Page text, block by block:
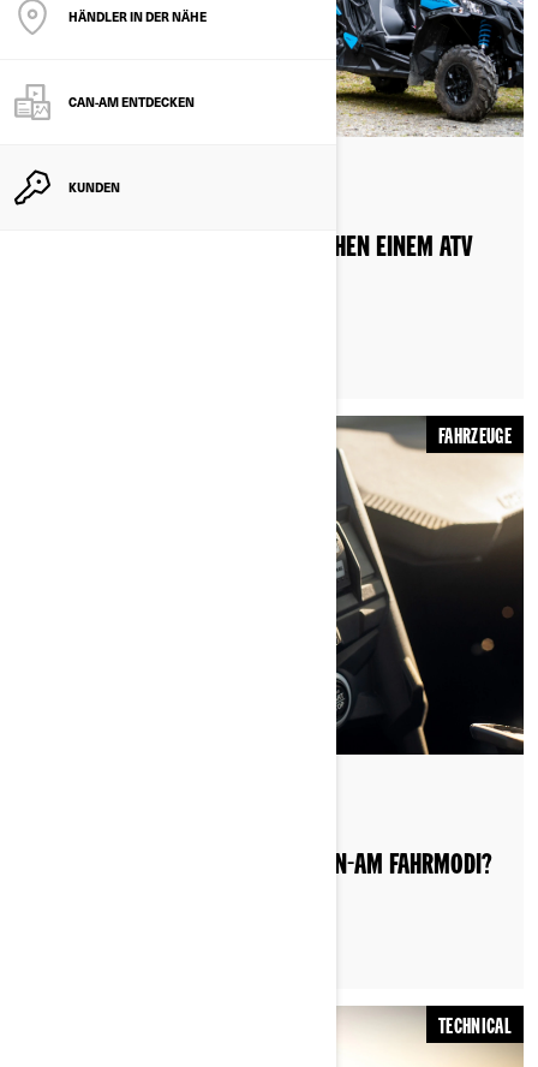
HÄNDLER IN DER NÄHE
CAN-AM ENTDECKEN
KUNDEN
Nach Can-Am Off-Road
WAS IST DER UNTERSCHIED ZWISCHEN EINEM ATV
FAHRZEUGE
WAS SIND DIE VERSCHIEDENEN CAN-AM FAHRMODI?
TECHNICAL